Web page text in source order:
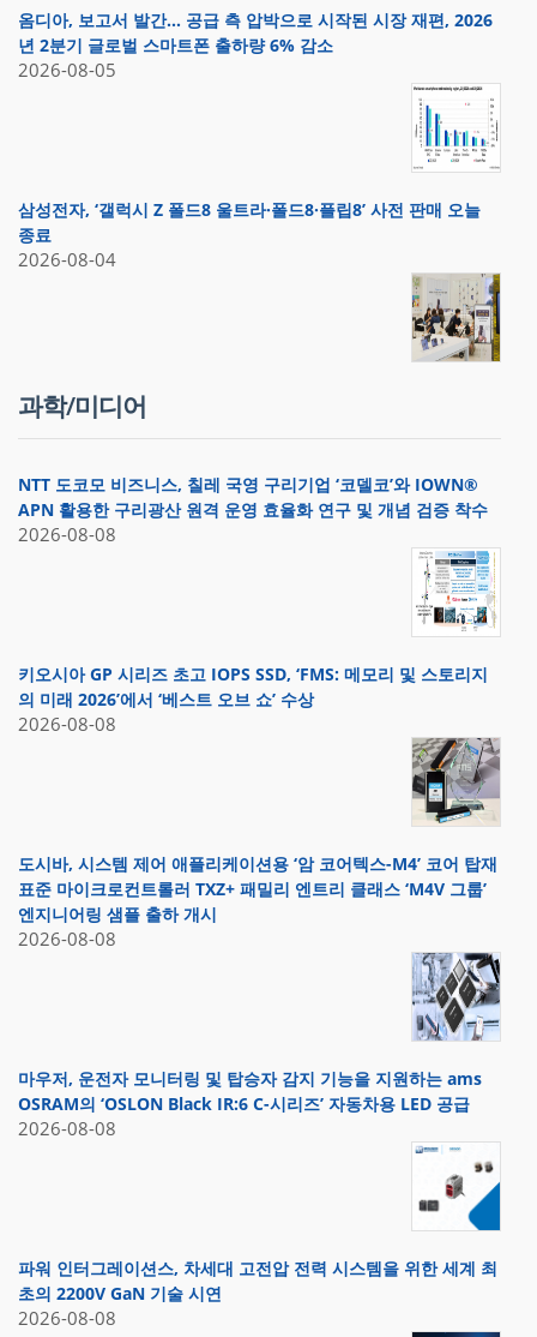
옴디아, 보고서 발간… 공급 측 압박으로 시작된 시장 재편, 2026
년 2분기 글로벌 스마트폰 출하량 6% 감소
2026-08-05
삼성전자, ‘갤럭시 Z 폴드8 울트라·폴드8·플립8’ 사전 판매 오늘
종료
2026-08-04
과학/미디어
NTT 도코모 비즈니스, 칠레 국영 구리기업 ‘코델코’와 IOWN®
APN 활용한 구리광산 원격 운영 효율화 연구 및 개념 검증 착수
2026-08-08
키오시아 GP 시리즈 초고 IOPS SSD, ‘FMS: 메모리 및 스토리지
의 미래 2026’에서 ‘베스트 오브 쇼’ 수상
2026-08-08
도시바, 시스템 제어 애플리케이션용 ‘암 코어텍스-M4’ 코어 탑재
표준 마이크로컨트롤러 TXZ+ 패밀리 엔트리 클래스 ‘M4V 그룹’
엔지니어링 샘플 출하 개시
2026-08-08
마우저, 운전자 모니터링 및 탑승자 감지 기능을 지원하는 ams
OSRAM의 ‘OSLON Black IR:6 C-시리즈’ 자동차용 LED 공급
2026-08-08
파워 인터그레이션스, 차세대 고전압 전력 시스템을 위한 세계 최
초의 2200V GaN 기술 시연
2026-08-08